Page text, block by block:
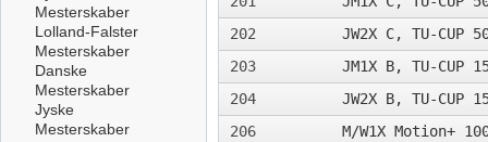
Mesterskaber
Lolland-Falster
Mesterskaber
Danske
Mesterskaber
Jyske
Mesterskaber
202
JW2X C, TU-CUP
203
JM1X B, TU-CUP
204
JW2X B, TU-CUP
206
M/W1X Motion+